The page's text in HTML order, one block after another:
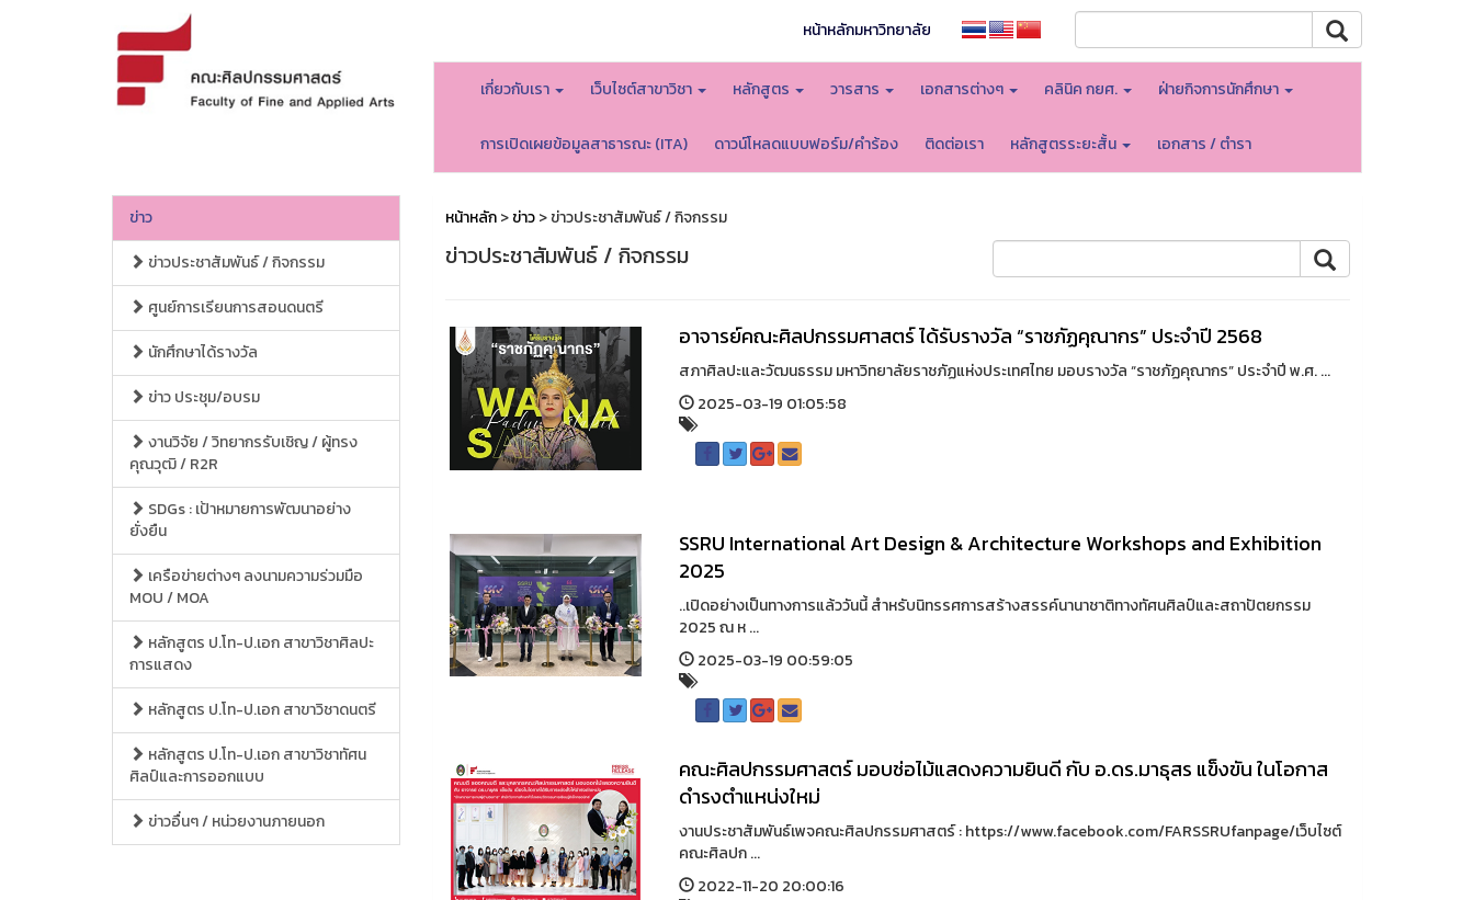
หน้าหลักมหาวิทยาลัย
เกี่ยวกับเรา เว็บไซต์สาขาวิชา หลักสูตร วารสาร เอกสารต่างๆ คลินิค กยศ. ฝ่ายกิจการนักศึกษา
การเปิดเผยข้อมูลสาธารณะ (ITA) ดาวน์โหลดแบบฟอร์ม/คำร้อง ติดต่อเรา หลักสูตรระยะสั้น เอกสาร / ตำรา
ข่าว
ข่าวประชาสัมพันธ์ / กิจกรรม
ศูนย์การเรียนการสอนดนตรี
นักศึกษาได้รางวัล
ข่าว ประชุม/อบรม
งานวิจัย / วิทยากรรับเชิญ / ผู้ทรง
คุณวุฒิ / R2R
SDGs : เป้าหมายการพัฒนาอย่าง
ยั่งยืน
เครือข่ายต่างๆ ลงนามความร่วมมือ
MOU / MOA
หลักสูตร ป.โท-ป.เอก สาขาวิชาศิลปะ
การแสดง
หลักสูตร ป.โท-ป.เอก สาขาวิชาดนตรี
หลักสูตร ป.โท-ป.เอก สาขาวิชาทัศน
ศิลป์และการออกแบบ
ข่าวอื่นๆ / หน่วยงานภายนอก
หน้าหลัก>ข่าว> ข่าวประชาสัมพันธ์ / กิจกรรม
ข่าวประชาสัมพันธ์ / กิจกรรม
อาจารย์คณะศิลปกรรมศาสตร์ ได้รับรางวัล “ราชภัฏคุณากร” ประจำปี 2568
สภาศิลปะและวัฒนธรรม มหาวิทยาลัยราชภัฏแห่งประเทศไทย มอบรางวัล “ราชภัฏคุณากร” ประจำปี พ.ศ. ...
2025-03-19 01:05:58
SSRU International Art Design & Architecture Workshops and Exhibition
2025
..เปิดอย่างเป็นทางการแล้ววันนี้ สำหรับนิทรรศการสร้างสรรค์นานาชาติทางทัศนศิลป์และสถาปัตยกรรม
2025 ณ ห ...
2025-03-19 00:59:05
คณะศิลปกรรมศาสตร์ มอบช่อไม้แสดงความยินดี กับ อ.ดร.มาธุสร แข็งขัน ในโอกาส
ดำรงตำแหน่งใหม่
งานประชาสัมพันธ์เพจคณะศิลปกรรมศาสตร์ : https://www.facebook.com/FARSSRUfanpage/เว็บไซต์
คณะศิลปก ...
2022-11-20 20:00:16